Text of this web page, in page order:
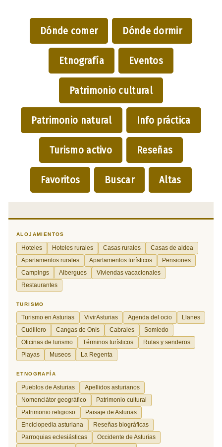
Dónde comer Dónde dormir
Etnografía Eventos
Patrimonio cultural
Patrimonio natural Info práctica
Turismo activo Reseñas
Favoritos Buscar Altas